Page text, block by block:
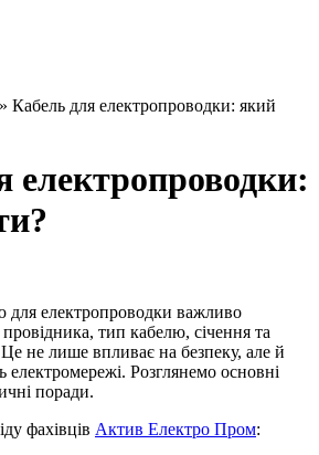
» Кабель для електропроводки: який
електропроводки:
для електропроводки важливо
тип кабелю, січення та
не лише впливає на безпеку, але й
електромережі. Розглянемо основні
поради.
фахівців Актив Електро Пром: